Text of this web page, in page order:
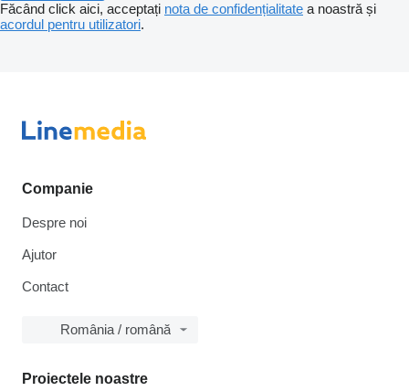
Făcând click aici, acceptați nota de confidențialitate a noastră și
acordul pentru utilizatori.
Companie
Despre noi
Ajutor
Contact
România / română
Proiectele noastre